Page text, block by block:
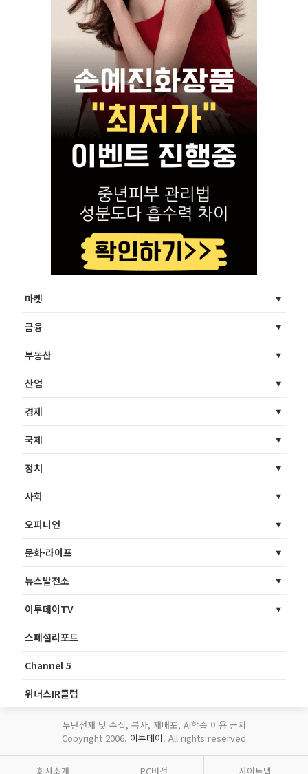
마켓
금융
부동산
산업
경제
국제
정치
사회
오피니언
문화·라이프
뉴스발전소
이투데이TV
스페셜리포트
Channel 5
위너스IR클럽
무단전재 및 수집, 복사, 재배포, AI학습 이용 금지
Copyright 2006. 이투데이. All rights reserved
회사소개 PC버전 사이트맵